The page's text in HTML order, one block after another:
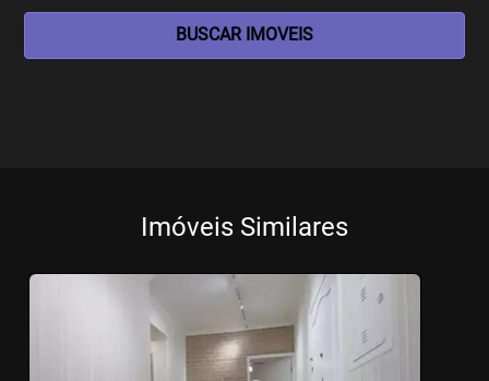
BUSCAR IMOVEIS
Imóveis Similares